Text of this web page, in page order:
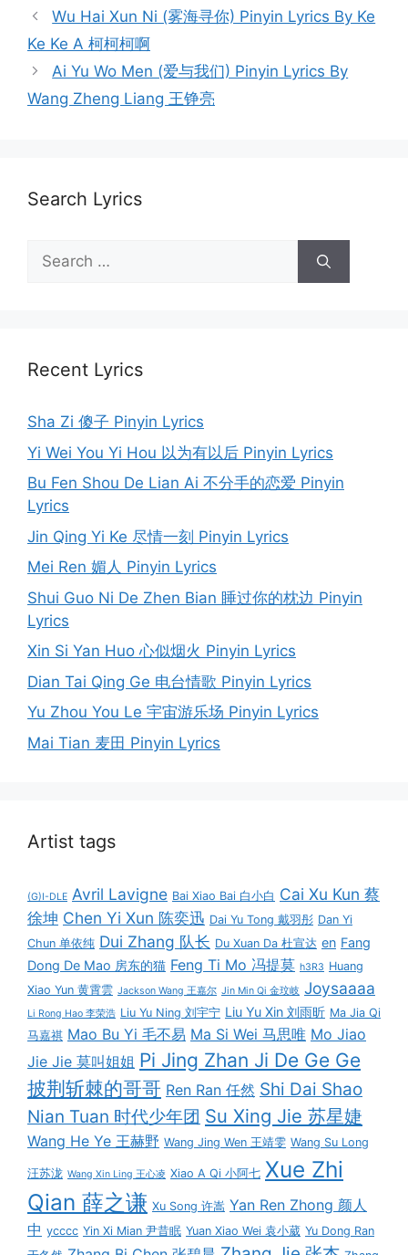
Post
navigation
Wu Hai Xun Ni (雾海寻你) Pinyin Lyrics By Ke
Ke Ke A 柯柯柯啊
Ai Yu Wo Men (爱与我们) Pinyin Lyrics By
Wang Zheng Liang 王铮亮
Search Lyrics
Search
for:
Recent Lyrics
Sha Zi 傻子 Pinyin Lyrics
Yi Wei You Yi Hou 以为有以后 Pinyin Lyrics
Bu Fen Shou De Lian Ai 不分手的恋爱 Pinyin
Lyrics
Jin Qing Yi Ke 尽情一刻 Pinyin Lyrics
Mei Ren 媚人 Pinyin Lyrics
Shui Guo Ni De Zhen Bian 睡过你的枕边 Pinyin
Lyrics
Xin Si Yan Huo 心似烟火 Pinyin Lyrics
Dian Tai Qing Ge 电台情歌 Pinyin Lyrics
Yu Zhou You Le 宇宙游乐场 Pinyin Lyrics
Mai Tian 麦田 Pinyin Lyrics
Artist tags
(G)I-DLE Avril Lavigne Bai Xiao Bai 白小白 Cai Xu Kun 蔡
徐坤 Chen Yi Xun 陈奕迅 Dai Yu Tong 戴羽彤 Dan Yi
Chun 单依纯 Dui Zhang 队长 Du Xuan Da 杜宣达 en Fang
Dong De Mao 房东的猫 Feng Ti Mo 冯提莫 h3R3 Huang
Xiao Yun 黄霄雲 Jackson Wang 王嘉尔 Jin Min Qi 金玟岐 Joysaaaa
Li Rong Hao 李荣浩 Liu Yu Ning 刘宇宁 Liu Yu Xin 刘雨昕 Ma Jia Qi
马嘉祺 Mao Bu Yi 毛不易 Ma Si Wei 马思唯 Mo Jiao
Jie Jie 莫叫姐姐 Pi Jing Zhan Ji De Ge Ge
披荆斩棘的哥哥 Ren Ran 任然 Shi Dai Shao
Nian Tuan 时代少年团 Su Xing Jie 苏星婕
Wang He Ye 王赫野 Wang Jing Wen 王靖雯 Wang Su Long
汪苏泷 Wang Xin Ling 王心凌 Xiao A Qi 小阿七 Xue Zhi
Qian 薛之谦 Xu Song 许嵩 Yan Ren Zhong 颜人
中 ycccc Yin Xi Mian 尹昔眠 Yuan Xiao Wei 袁小葳 Yu Dong Ran